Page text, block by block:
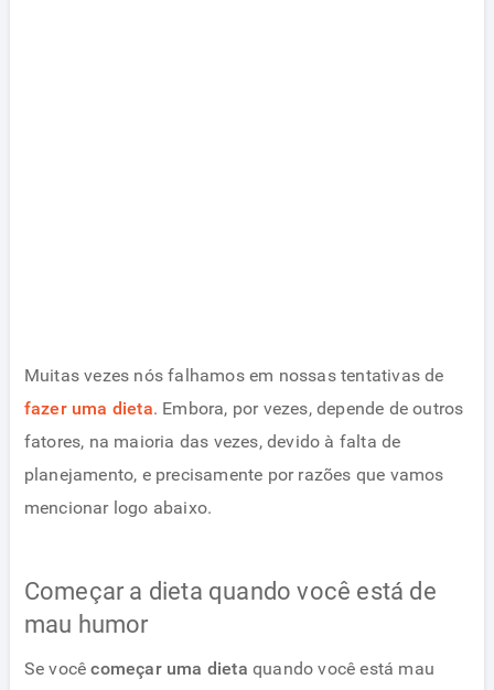
Muitas vezes nós falhamos em nossas tentativas de
fazer uma dieta. Embora, por vezes, depende de outros
fatores, na maioria das vezes, devido à falta de
planejamento, e precisamente por razões que vamos
mencionar logo abaixo.
Começar a dieta quando você está de
mau humor
Se vocêcomeçar uma dieta quando você está mau